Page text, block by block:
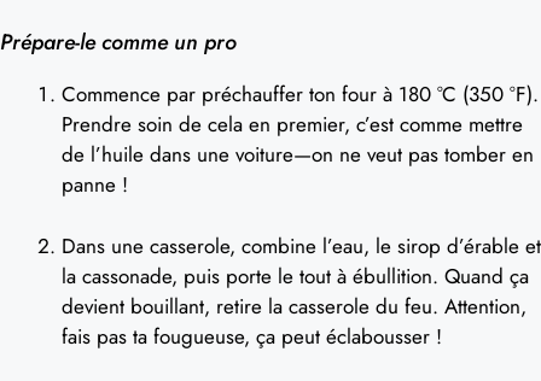
Prépare-le comme un pro
Commence par préchauffer ton four à 180 °C (350 °F).
Prendre soin de cela en premier, c’est comme mettre
de l’huile dans une voiture—on ne veut pas tomber en
panne !
Dans une casserole, combine l’eau, le sirop d’érable et
la cassonade, puis porte le tout à ébullition. Quand ça
devient bouillant, retire la casserole du feu. Attention,
fais pas ta fougueuse, ça peut éclabousser !